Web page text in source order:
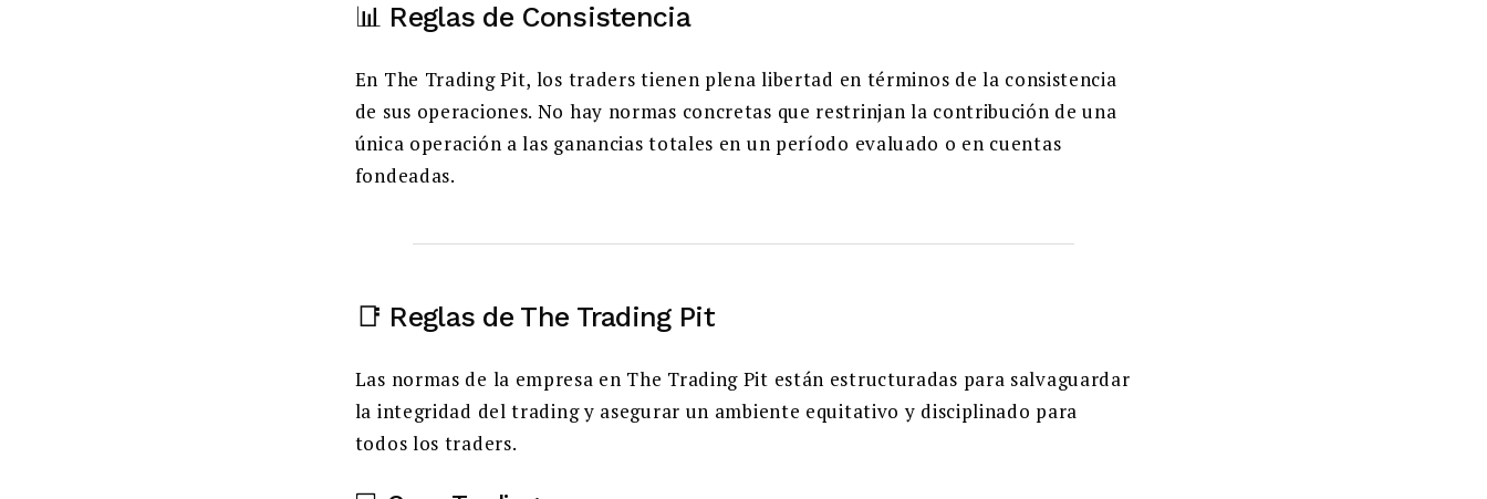
📊 Reglas de Consistencia
En The Trading Pit, los traders tienen plena libertad en términos de la consistencia
de sus operaciones. No hay normas concretas que restrinjan la contribución de una
única operación a las ganancias totales en un período evaluado o en cuentas
fondeadas.
📑 Reglas de The Trading Pit
Las normas de la empresa en The Trading Pit están estructuradas para salvaguardar
la integridad del trading y asegurar un ambiente equitativo y disciplinado para
todos los traders.